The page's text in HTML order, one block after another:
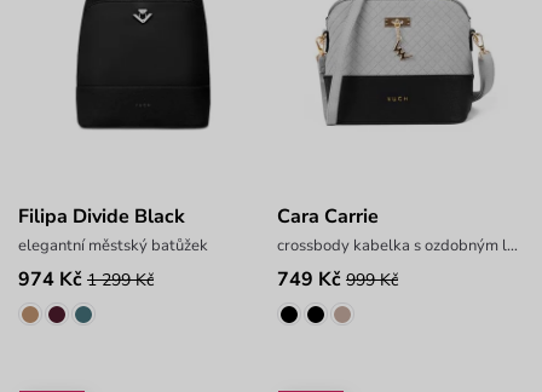
Filipa Divide Black
elegantní městský batůžek
974 Kč 1 299 Kč
Cara Carrie
crossbody kabelka s ozdobným logem
749 Kč 999 Kč